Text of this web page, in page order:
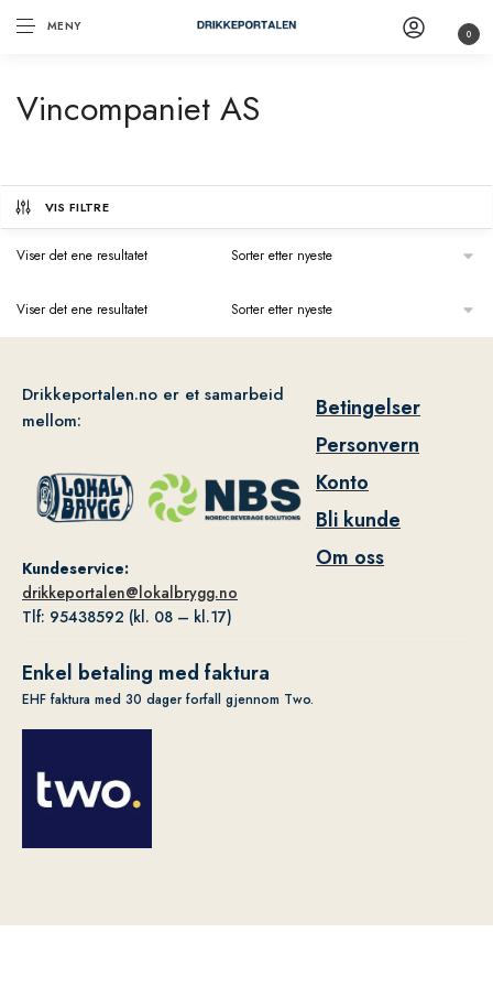
MENY 0
Vincompaniet AS
VIS FILTRE
Viser det ene resultatet
Viser det ene resultatet
Drikkeportalen.no er et samarbeid
mellom:
Kundeservice:
drikkeportalen@lokalbrygg.no
Tlf: 95438592 (kl. 08 – kl.17)
Betingelser
Personvern
Konto
Bli kunde
Om oss
Enkel betaling med faktura
EHF faktura med 30 dager forfall gjennom Two.